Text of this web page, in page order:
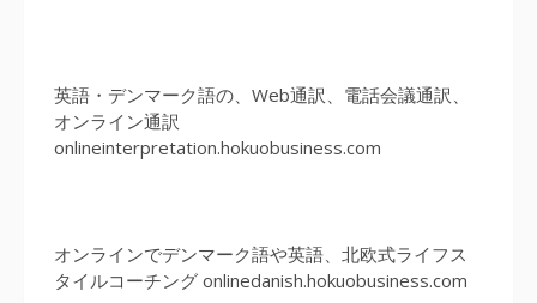
英語・デンマーク語の、Web通訳、電話会議通訳、
オンライン通訳
onlineinterpretation.hokuobusiness.com
オンラインでデンマーク語や英語、北欧式ライフス
タイルコーチング onlinedanish.hokuobusiness.com